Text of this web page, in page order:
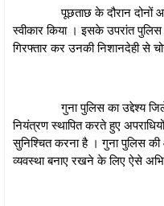
पूछताछ के दौरान दोनों
स्वीकार किया । इसके उपरांत पुलिस
गिरफ्तार कर उनकी निशानदेही से
गुना पुलिस का उद्देश्य जिले में
नियंत्रण स्थापित करते हुए
सुनिश्चित करना है । गुना पुलिस
व्यवस्था बनाए रखने के लिए ऐसे